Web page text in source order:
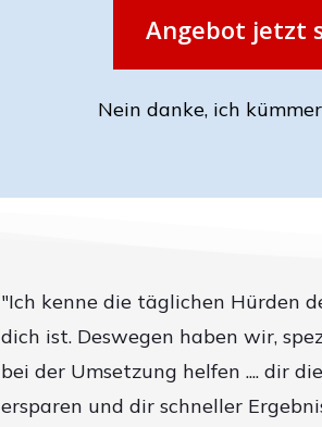
Angebot jetzt
Nein danke, ich
"Ich kenne die täglichen Hürden
dich ist. Deswegen haben wir,
bei der Umsetzung helfen .... dir
ersparen und dir schneller